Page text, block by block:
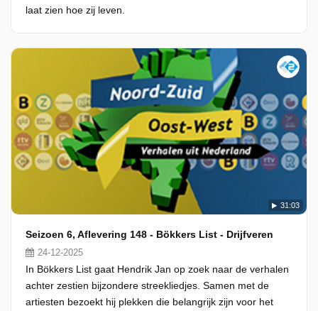
laat zien hoe zij leven.
31:03
Seizoen 6, Aflevering 148 - Bökkers List - Drijfveren
24-12-2025
In Bökkers List gaat Hendrik Jan op zoek naar de verhalen
achter zestien bijzondere streekliedjes. Samen met de
artiesten bezoekt hij plekken die belangrijk zijn voor het